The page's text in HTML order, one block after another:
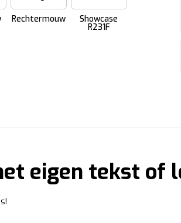
Rechtermouw Showcase
R231F
eigen tekst of